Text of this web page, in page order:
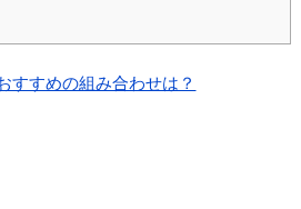
すすめの組み合わせは？